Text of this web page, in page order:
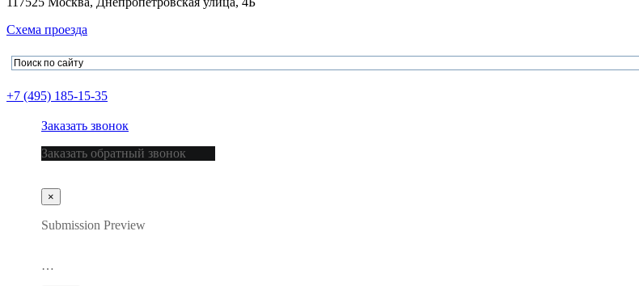
Схема проезда
+7 (495) 185-15-35
Заказать звонок
Заказать обратный звонок
×
Submission Preview
…